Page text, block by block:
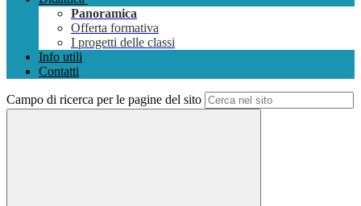
Panoramica
Offerta formativa
I progetti delle classi
Info utili
Contatti
Campo di ricerca per le pagine del sito